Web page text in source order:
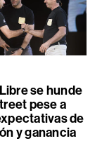
se hunde
pese a
de
y ganancia